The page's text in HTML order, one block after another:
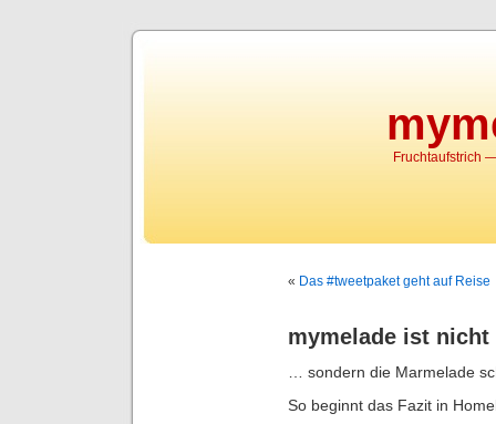
Fruchtaufstrich
« Das #tweetpaket geht auf Reise
mymelade ist
… sondern die Marmelade
So beginnt das Fazit in